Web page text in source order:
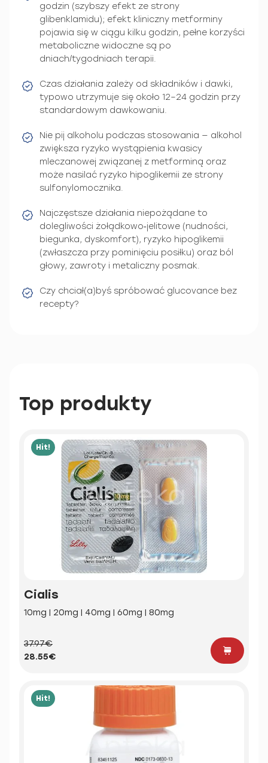
godzin (szybszy efekt ze strony
glibenklamidu); efekt kliniczny metforminy
pojawia się w ciągu kilku godzin, pełne korzyści
metaboliczne widoczne są po
dniach/tygodniach terapii.
Czas działania zależy od składników i dawki,
typowo utrzymuje się około 12–24 godzin przy
standardowym dawkowaniu.
Nie pij alkoholu podczas stosowania — alkohol
zwiększa ryzyko wystąpienia kwasicy
mleczanowej związanej z metforminą oraz
może nasilać ryzyko hipoglikemii ze strony
sulfonylomocznika.
Najczęstsze działania niepożądane to
dolegliwości żołądkowo‑jelitowe (nudności,
biegunka, dyskomfort), ryzyko hipoglikemii
(zwłaszcza przy pominięciu posiłku) oraz ból
głowy, zawroty i metaliczny posmak.
Czy chciał(a)byś spróbować glucovance bez
recepty?
Top produkty
Hit!
Cialis
10mg | 20mg | 40mg | 60mg | 80mg
37.97€
28.55€
Hit!